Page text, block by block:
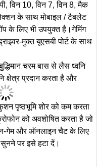
विन 10, विन 7, विन 8, मैक
के साथ मोबाइल / टैबलेट
के लिए भी उपयुक्त है।गेमिंग
मुक्त यूएसबी पोर्ट के साथ
चरम बास से लैस ध्वनि
क्षेत्र प्रदान करता है और
पृष्ठभूमि शोर को कम करता
को अवशोषित करता है जो
गेम और ऑनलाइन चैट के लिए
पर इसे हटा दें।